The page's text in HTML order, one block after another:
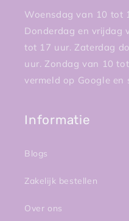
Woensdag van 10 tot
Donderdag en vrijdag
tot 17 uur. Zaterdag
uur. Zondag van 10
vermeld op Google en
Informatie
Blogs
Zakelijk bestellen
Over ons